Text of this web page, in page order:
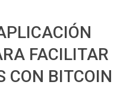
FACILITAR
CON BITCOIN